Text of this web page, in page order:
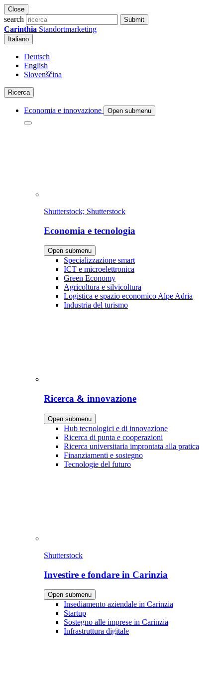
Close
search Submit
Carinthia Standortmarketing
Italiano
Deutsch
English
Slovenščina
Ricerca
Economia e innovazione Open submenu
Shutterstock; Shutterstock
Economia e tecnologia
Open submenu
Specializzazione smart
ICT e microelettronica
Green Economy
Agricoltura e silvicoltura
Logistica e spazio economico Alpe Adria
Industria del turismo
Ricerca & innovazione
Open submenu
Hub tecnologici e di innovazione
Ricerca di punta e cooperazioni
Ricerca universitaria improntata alla pratica
Finanziamenti e sostegno
Tecnologie del futuro
Shutterstock
Investire e fondare in Carinzia
Open submenu
Insediamento aziendale in Carinzia
Startup
Sostegno alle imprese in Carinzia
Infrastruttura digitale